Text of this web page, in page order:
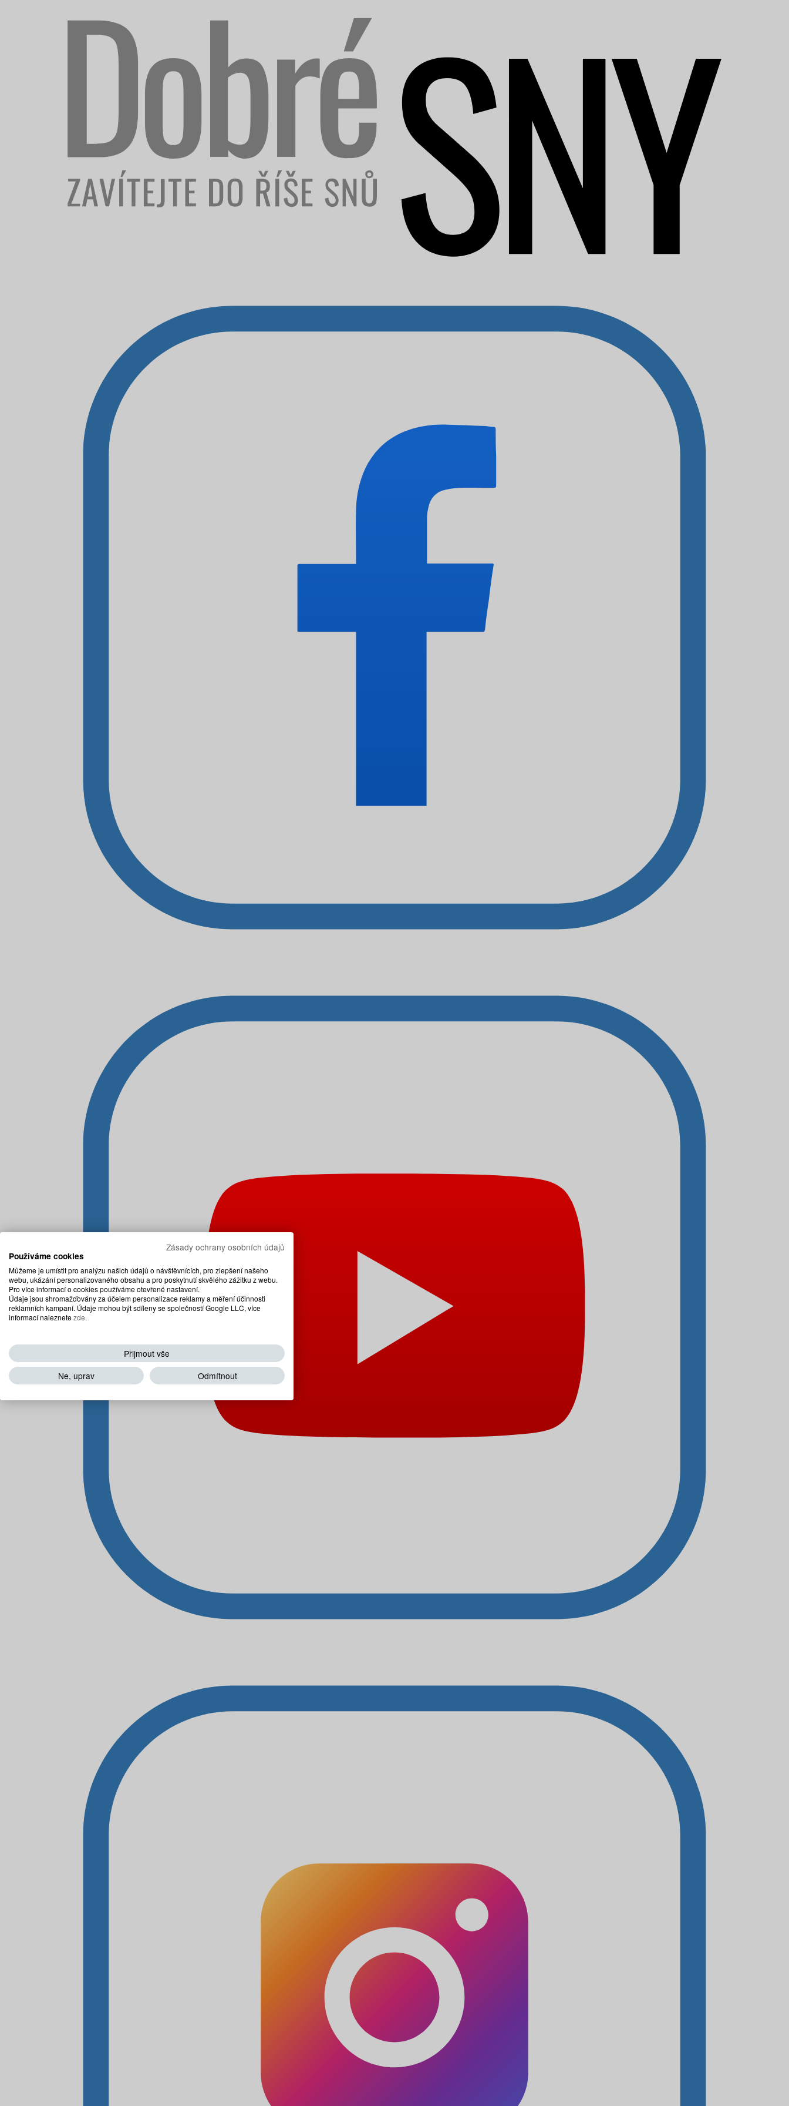
Zásady ochrany osobních údajů
Používáme cookies
Můžeme je umístit pro analýzu našich údajů o návštěvnících, pro zlepšení našeho
webu, ukázání personalizovaného obsahu a pro poskytnutí skvělého zážitku z webu.
Pro více informací o cookies používáme otevřené nastavení.
Údaje jsou shromažďovány za účelem personalizace reklamy a měření účinnosti
reklamních kampaní. Údaje mohou být sdíleny se společností Google LLC, více
informací naleznetezde.
Přijmout vše
Ne, uprav
Odmítnout